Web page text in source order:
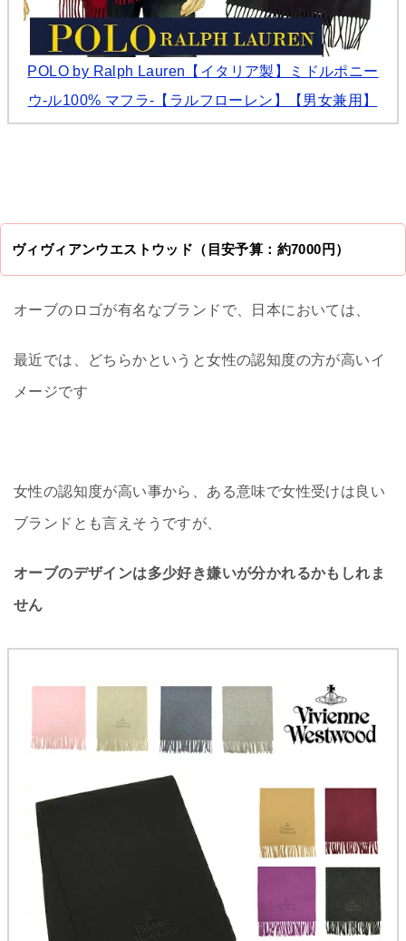
POLO by Ralph Lauren【イタリア製】ミドルポニー
ウ-ル100% マフラ-【ラルフローレン】【男女兼用】
ヴィヴィアンウエストウッド（目安予算：約7000円）
オーブのロゴが有名なブランドで、日本においては、
最近では、どちらかというと女性の認知度の方が高いイ
メージです
女性の認知度が高い事から、ある意味で女性受けは良い
ブランドとも言えそうですが、
オーブのデザインは多少好き嫌いが分かれるかもしれま
せん